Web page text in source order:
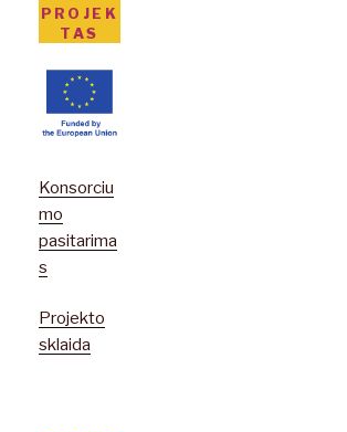
PROJEK
TAS
Konsorciu
mo
pasitarima
s
Projekto
sklaida